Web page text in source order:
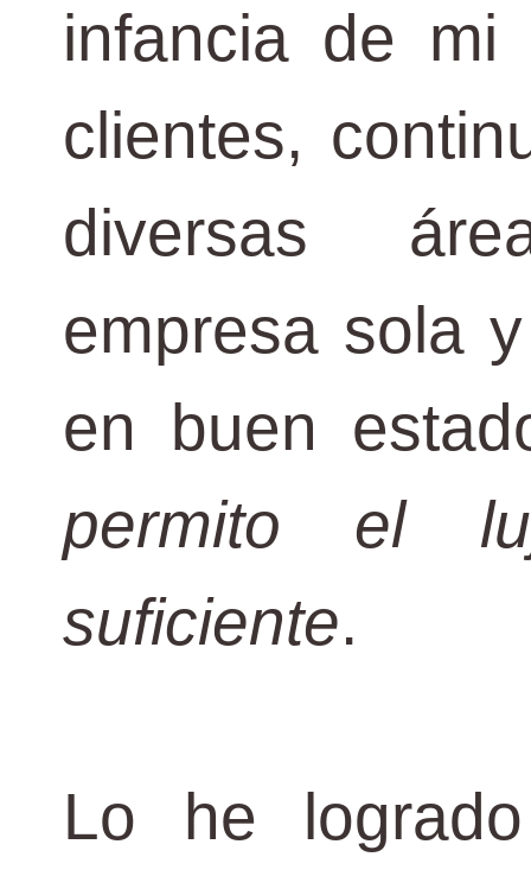
infancia de
clientes,
diversas
empresa sola
en buen
permito el
suficiente.
Lo he